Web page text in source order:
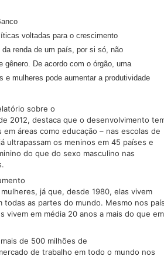
voltadas para o crescimento
renda de um país, por si só, não
gênero. De acordo com o órgão, uma
e mulheres pode aumentar a produtividade
sobre o
2012, destaca que o desenvolvimento
áreas como educação – nas escolas de
ultrapassam os meninos em 45 países e
do que do sexo masculino nas
já que, desde 1980, elas vivem
todas as partes do mundo. Mesmo nos
vivem em média 20 anos a mais do que em
de 500 milhões de
de trabalho em todo o mundo nos